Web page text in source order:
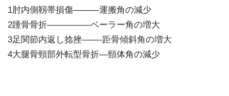
1肘内側靱帯損傷———運搬角の減少
2踵骨骨折—————ベーラー角の増大
3足関節内返し捻挫——-距骨傾斜角の増大
4大腿骨頸部外転型骨折—頸体角の減少